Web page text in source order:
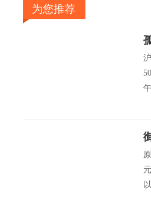
为您推荐